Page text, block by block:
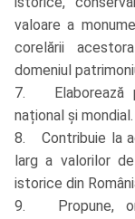
valoare a
corelării
domeniul
7. Elaborează
național și mondial.
8. Contribuie la
larg a valorilor
istorice din
9. Propune,